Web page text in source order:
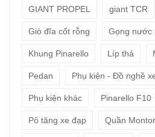
GIANT PROPEL giant TCR
Giò đĩa cốt rỗng Gọng nước
Khung Pinarello Líp thả
Pedan Phụ kiện - Đồ nghề
Phụ kiện khác Pinarello F10
Pô tăng xe đạp Quần